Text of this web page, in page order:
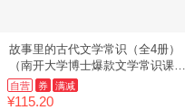
故事里的古代文学常识（全4册）
（南开大学博士爆款文学常识课，
讲活国学故事，讲清常识渊源，讲
透高频考点！）
自营 券 满减
¥115.20